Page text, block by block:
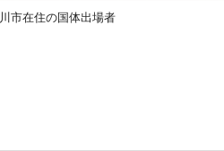
市在住の国体出場者